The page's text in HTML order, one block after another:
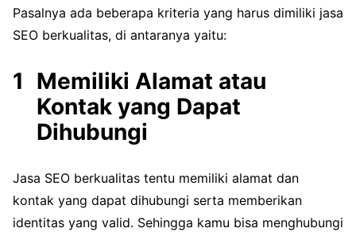
Pasalnya ada beberapa kriteria yang harus dimiliki jasa
SEO berkualitas, di antaranya yaitu:
Memiliki Alamat atau
Kontak yang Dapat
Dihubungi
Jasa SEO berkualitas tentu memiliki alamat dan
kontak yang dapat dihubungi serta memberikan
identitas yang valid. Sehingga kamu bisa menghubungi